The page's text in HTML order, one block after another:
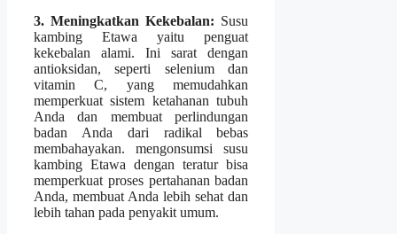
3. Meningkatkan Kekebalan: Susu
kambing Etawa yaitu penguat
kekebalan alami. Ini sarat dengan
antioksidan, seperti selenium dan
vitamin C, yang memudahkan
memperkuat sistem ketahanan tubuh
Anda dan membuat perlindungan
badan Anda dari radikal bebas
membahayakan. mengonsumsi susu
kambing Etawa dengan teratur bisa
memperkuat proses pertahanan badan
Anda, membuat Anda lebih sehat dan
lebih tahan pada penyakit umum.